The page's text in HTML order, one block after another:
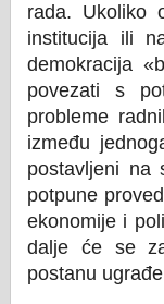
rada. Ukoliko
institucija ili
demokracija
povezati s
probleme
između
postavljeni na
potpune
ekonomije i
dalje će se
postanu